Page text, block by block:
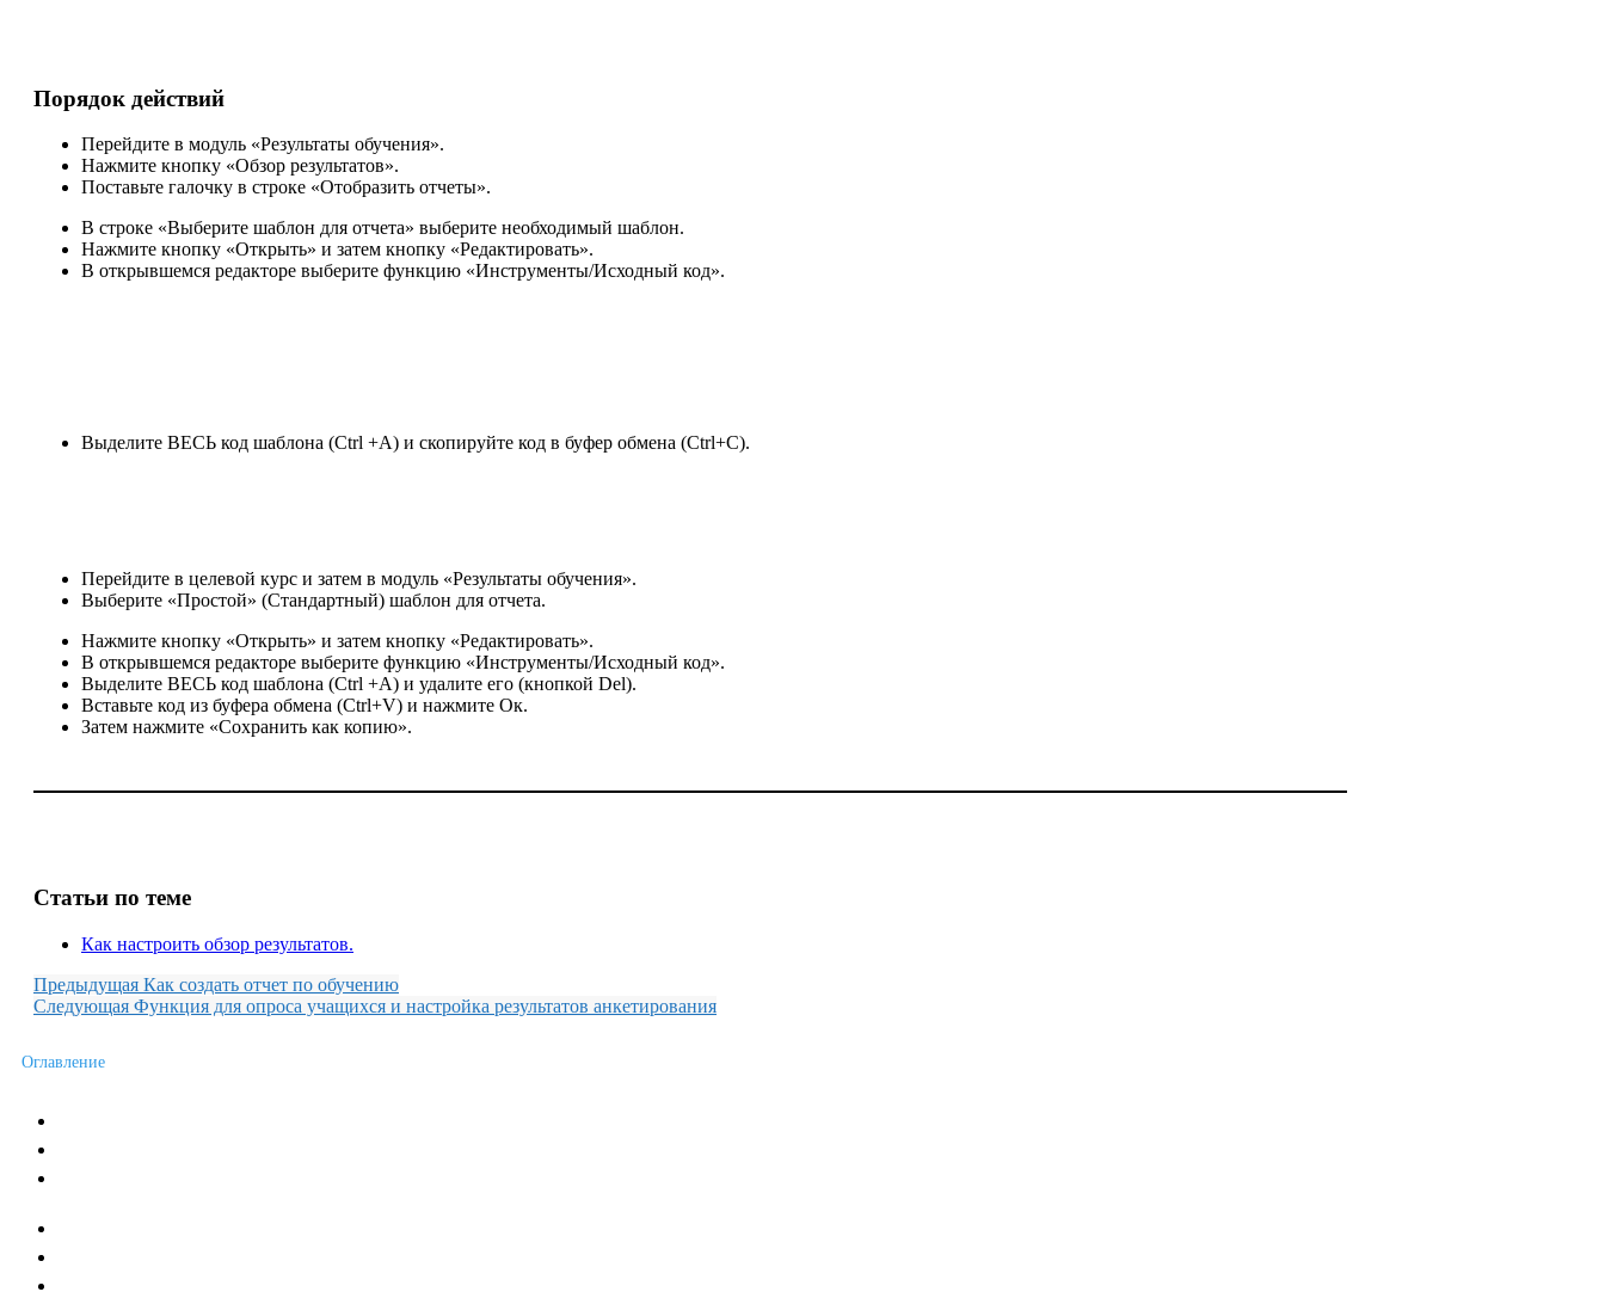
Порядок действий
Перейдите в модуль «Результаты обучения».
Нажмите кнопку «Обзор результатов».
Поставьте галочку в строке «Отобразить отчеты».
В строке «Выберите шаблон для отчета» выберите необходимый шаблон.
Нажмите кнопку «Открыть» и затем кнопку «Редактировать».
В открывшемся редакторе выберите функцию «Инструменты/Исходный код».
Выделите ВЕСЬ код шаблона (Ctrl +A) и скопируйте код в буфер обмена (Ctrl+C).
Перейдите в целевой курс и затем в модуль «Результаты обучения».
Выберите «Простой» (Стандартный) шаблон для отчета.
Нажмите кнопку «Открыть» и затем кнопку «Редактировать».
В открывшемся редакторе выберите функцию «Инструменты/Исходный код».
Выделите ВЕСЬ код шаблона (Ctrl +A) и удалите его (кнопкой Del).
Вставьте код из буфера обмена (Ctrl+V) и нажмите Ок.
Затем нажмите «Сохранить как копию».
Статьи по теме
Как настроить обзор результатов.
Предыдущая Как создать отчет по обучению
Следующая Функция для опроса учащихся и настройка результатов анкетирования
Оглавление